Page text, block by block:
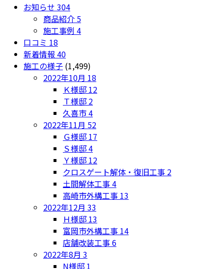
お知らせ 304
商品紹介 5
施工事例 4
口コミ 18
新着情報 40
施工の様子 (1,499)
2022年10月 18
Ｋ様邸 12
Ｔ様邸 2
久喜市4
2022年11月 52
Ｇ様邸 17
Ｓ様邸4
Ｙ様邸 12
クロスゲート解体・復旧工事 2
土間解体工事4
高崎市外構工事 13
2022年12月 33
Ｈ様邸 13
富岡市外構工事 14
店舗改装工事6
2022年8月 3
N様邸 1